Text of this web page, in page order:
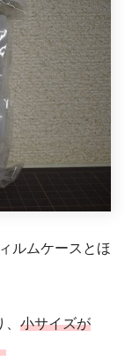
ルムケースとほ
小サイズが